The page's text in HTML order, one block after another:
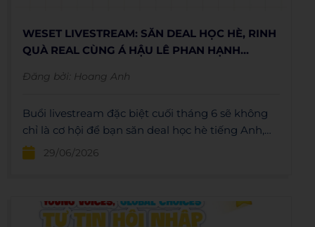
WESET LIVESTREAM: SĂN DEAL HỌC HÈ, RINH
QUÀ REAL CÙNG Á HẬU LÊ PHAN HẠNH
Đăng bởi: Hoang Anh
Buổi livestream đặc biệt cuối tháng 6 sẽ không
chỉ là cơ hội để bạn săn deal học hè tiếng Anh,
mà còn là lúc nhận vô vàn quà tặng hấp dẫn.
29/06/2026